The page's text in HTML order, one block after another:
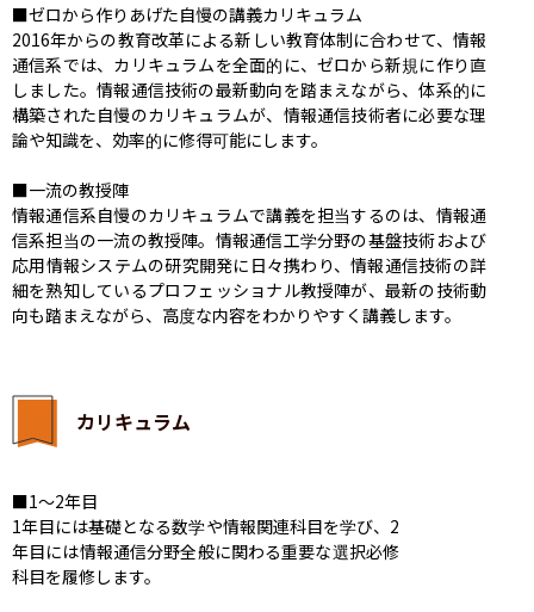
■ゼロから作りあげた自慢の講義カリキュラム
2016年からの教育改革による新しい教育体制に合わせて、情報
通信系では、カリキュラムを全面的に、ゼロから新規に作り直
しました。情報通信技術の最新動向を踏まえながら、体系的に
構築された自慢のカリキュラムが、情報通信技術者に必要な理
論や知識を、効率的に修得可能にします。
■一流の教授陣
情報通信系自慢のカリキュラムで講義を担当するのは、情報通
信系担当の一流の教授陣。情報通信工学分野の基盤技術および
応用情報システムの研究開発に日々携わり、情報通信技術の詳
細を熟知しているプロフェッショナル教授陣が、最新の技術動
向も踏まえながら、高度な内容をわかりやすく講義します。
カリキュラム
■1〜2年目
1年目には基礎となる数学や情報関連科目を学び、2
年目には情報通信分野全般に関わる重要な選択必修
科目を履修します。